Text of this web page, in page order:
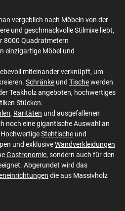
vergeblich nach Möbeln von der
und geschmackvolle Stilmixe liebt,
8000 Quadratmetern
einzigartige Möbel und
miteinander verknüpft, um
Schränke und Tischewerden
Teakholz angeboten, hochwertiges
Stücken.
, Raritäten und ausgefallenen
noch eine gigantische Auswahl an
Stehtische und
und exklusiveWandverkleidungen
Gastronomie, sondern auch für den
Abgerundet wird das
die aus Massivholz